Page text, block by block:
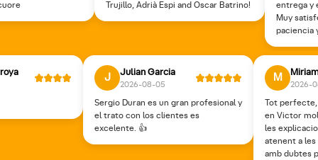
Trujillo, Adrià Espi and Oscar Batrino!
entrega y
Muy
paciencia
J Julian Garcia
2026-08-05
Sergio Duran es un gran profesional y
el trato con los clientes es
excelente. 👍
M
2026-
Tot perfecte,
en Victor
les
atenent a
amb dubtes